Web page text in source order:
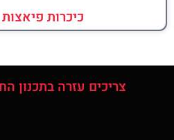
כיכרות
צריכים עזרה בתכנון